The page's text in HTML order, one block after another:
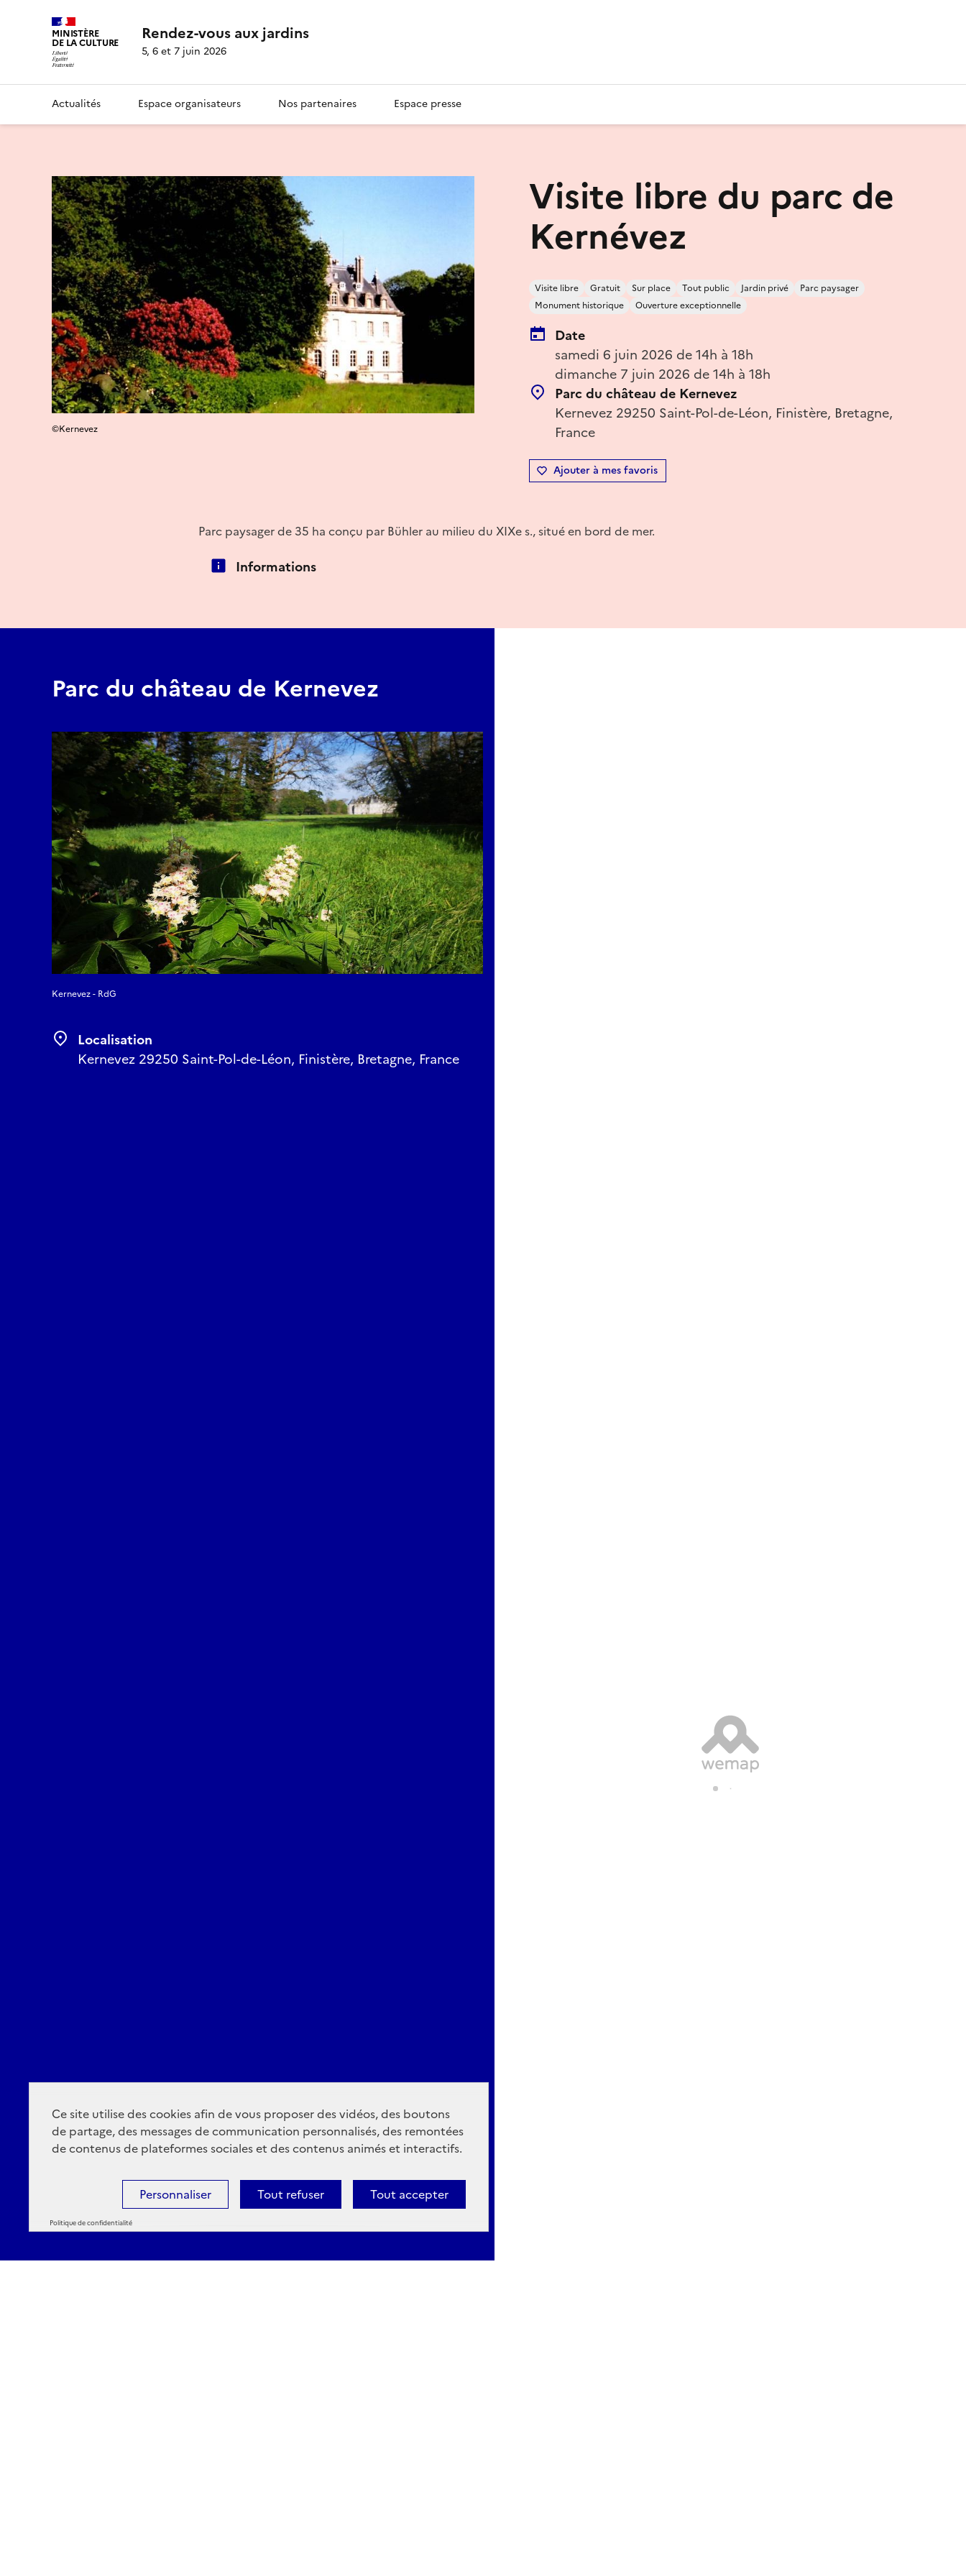
Ce site utilise des cookies afin de vous proposer des vidéos, des boutons
de partage, des messages de communication personnalisés, des remontées
de contenus de plateformes sociales et des contenus animés et interactifs.
Tout accepter
Tout refuser
Personnaliser
Politique de confidentialité
MINISTÈRE
DE LA CULTURE Rendez-vous aux jardins
5, 6 et 7 juin 2026
Actualités Espace organisateurs Nos partenaires Espace presse
Visite libre du parc de
Kernévez
Visite libre Gratuit Sur place Tout public Jardin privé
Parc paysager
Monument historique
Ouverture exceptionnelle
Date
samedi 6 juin 2026 de 14h à 18h
dimanche 7 juin 2026 de 14h à 18h
Parc du château de Kernevez
Kernevez 29250 Saint-Pol-de-Léon, Finistère, Bretagne,
France
Ajouter à mes favoris
©Kernevez
Parc paysager de 35 ha conçu par Bühler au milieu du XIXe s., situé en bord de mer.
Informations
Parc du château de Kernevez
Kernevez - RdG
Localisation
Kernevez 29250 Saint-Pol-de-Léon, Finistère, Bretagne, France